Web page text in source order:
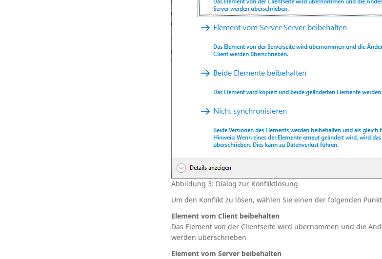
Abbildung 3: Dialog zur Konfliktlösung
Um den Konflikt zu lösen, wählen Sie einen der folgenden
Element vom Client beibehalten
Das Element von der Clientseite wird übernommen und die
werden überschrieben
Element vom Server beibehalten